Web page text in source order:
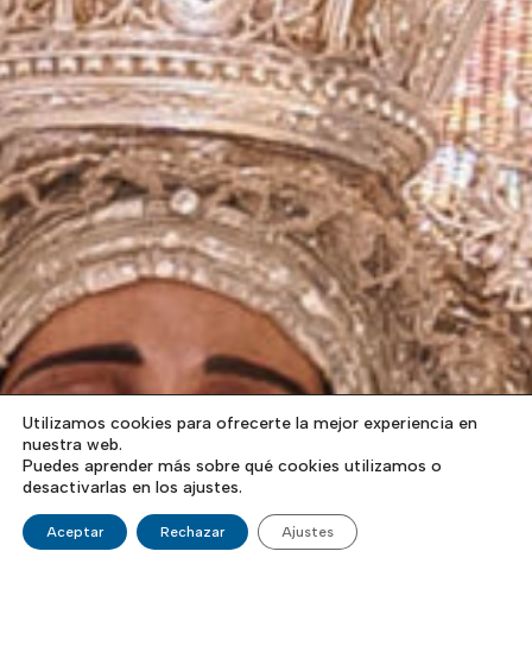
Utilizamos cookies para ofrecerte la mejor experiencia en
nuestra web.
Puedes aprender más sobre qué cookies utilizamos o
desactivarlas en los ajustes.
Aceptar Rechazar Ajustes